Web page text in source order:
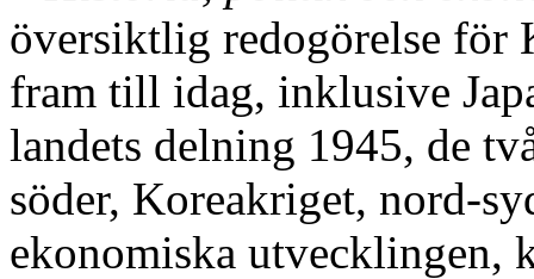
översiktlig redogörelse för
fram till idag, inklusive
landets delning 1945, de
söder, Koreakriget, nord-
ekonomiska utvecklingen,